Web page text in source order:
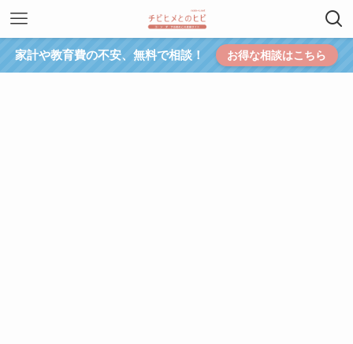
家計や教育費の不安、無料で相談！ お得な相談はこちら